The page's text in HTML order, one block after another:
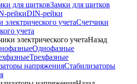
Замки для щитков
DIN-рейки
Счетчики
учета
электрического учетаНазад
Однофазные
Трехфазные
Стабилизаторы